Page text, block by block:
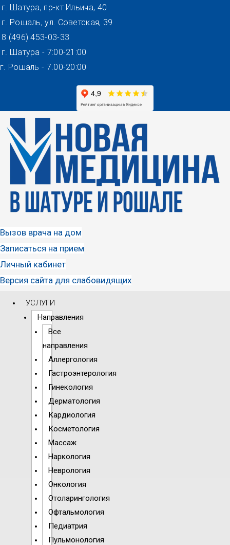
Перейти
г. Шатура, пр-кт Ильича, 40
г. Рошаль, ул. Советская, 39
8 (496) 453-03-33
г. Шатура - 7:00-21:00
г. Рошаль - 7.00-20:00
Вызов врача на дом
Записаться на прием
Личный кабинет
Версия сайта для слабовидящих
УСЛУГИ
Направления
Все
направления
Аллергология
Гастроэнтерология
Гинекология
Дерматология
Кардиология
Косметология
Массаж
Наркология
Неврология
Онкология
Отоларингология
Офтальмология
Педиатрия
Пульмонология